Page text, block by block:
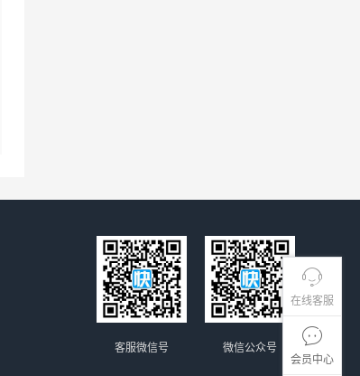
在线客服
会员中心
微信公众号
客服微信号